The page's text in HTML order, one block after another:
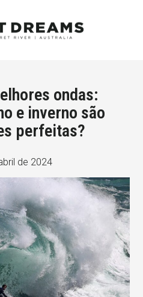
ondas:
e inverno são
perfeitas?
de 2024